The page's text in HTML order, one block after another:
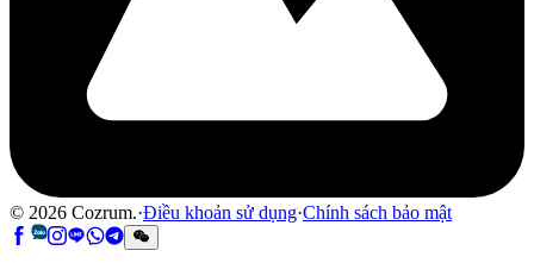
© 2026 Cozrum.·Điều khoản sử dụng·Chính sách bảo mật